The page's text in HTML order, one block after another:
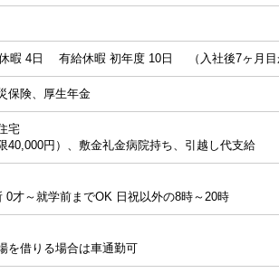
暇 4日 有給休暇 初年度 10日 （入社後7ヶ月目
保険、厚生年金
宅
40,000円）、敷金礼金病院持ち、引越し代支給
0才～就学前までOK 日祝以外の8時～20時
を借りる場合は車通勤可